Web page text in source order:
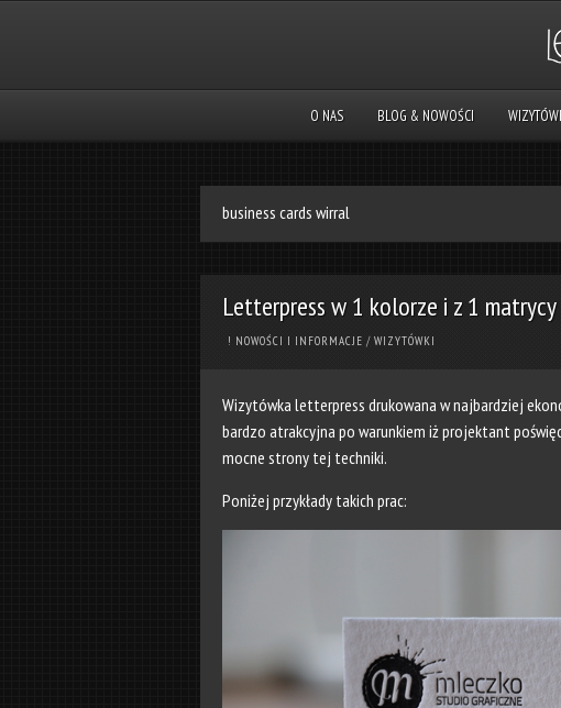
O NAS BLOG & NOWOŚCI
business cards wirral
Letterpress w 1 kolorze i z 1 matrycy
! NOWOŚCI I INFORMACJE / WIZYTÓWKI
Wizytówka letterpress drukowana w najbardziej
bardzo atrakcyjna po warunkiem iż projektant
mocne strony tej techniki.
Poniżej przykłady takich prac: